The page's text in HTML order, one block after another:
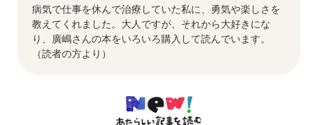
病気で仕事を休んで治療していた私に、勇気や楽しさを
教えてくれました。大人ですが、それから大好きにな
り、廣嶋さんの本をいろいろ購入して読んでいます。
（読者の方より）